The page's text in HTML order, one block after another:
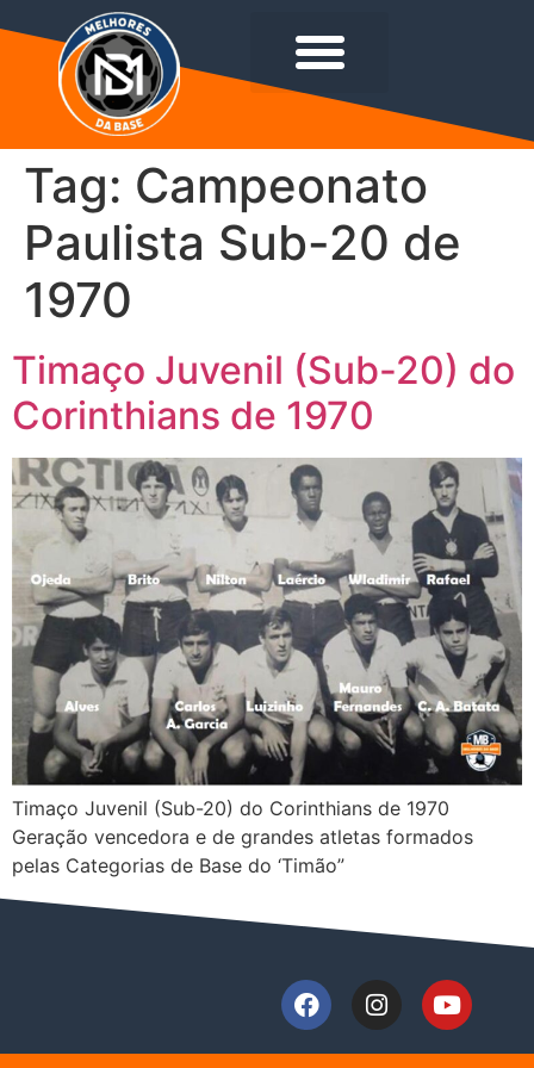
Tag: Campeonato
Paulista Sub-20 de
1970
Timaço Juvenil (Sub-20) do
Corinthians de 1970
Timaço Juvenil (Sub-20) do Corinthians de 1970
Geração vencedora e de grandes atletas formados
pelas Categorias de Base do ‘Timão”